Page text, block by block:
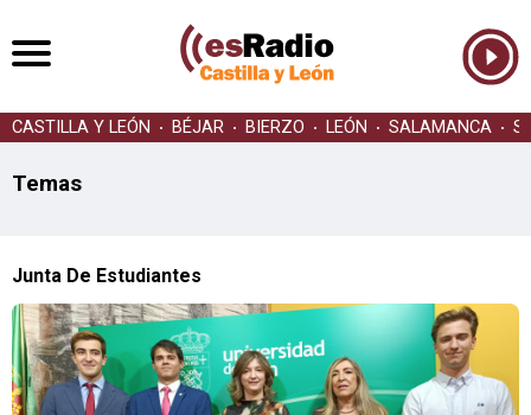
CASTILLA Y LEÓN BÉJAR BIERZO LEÓN SALAMANCA
Temas
Junta De Estudiantes